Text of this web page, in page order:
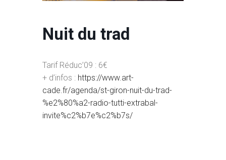
Nuit du trad
Tarif Réduc’09 : 6€
+ d’infos : https://www.art-
cade.fr/agenda/st-giron-nuit-du-trad-
%e2%80%a2-radio-tutti-extrabal-
invite%c2%b7e%c2%b7s/